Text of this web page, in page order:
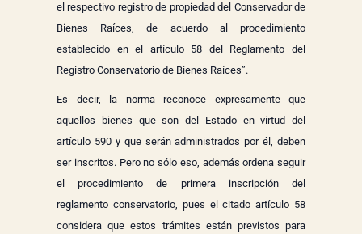
el respectivo registro de propiedad del Conservador de
Bienes Raíces, de acuerdo al procedimiento
establecido en el artículo 58 del Reglamento del
Registro Conservatorio de Bienes Raíces”.
Es decir, la norma reconoce expresamente que
aquellos bienes que son del Estado en virtud del
artículo 590 y que serán administrados por él, deben
ser inscritos. Pero no sólo eso, además ordena seguir
el procedimiento de primera inscripción del
reglamento conservatorio, pues el citado artículo 58
considera que estos trámites están previstos para